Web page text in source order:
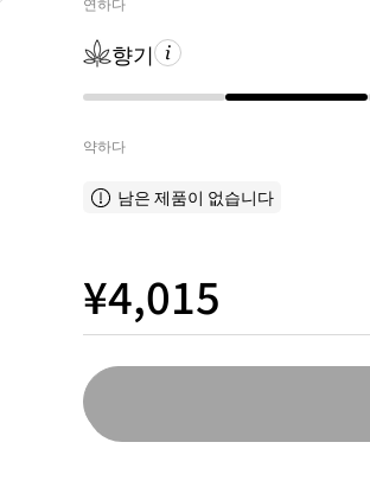
향기
약하다
남은 제품이 없습니다
¥4,015